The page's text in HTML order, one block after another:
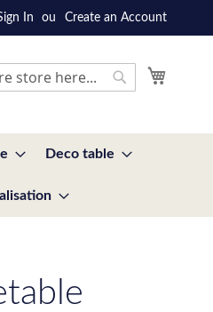
In Create an Account
Deco table